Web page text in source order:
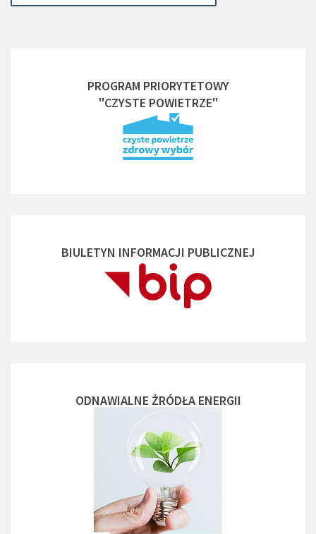
PROGRAM PRIORYTETOWY
"CZYSTE POWIETRZE"
BIULETYN INFORMACJI PUBLICZNEJ
ODNAWIALNE ŻRÓDŁA ENERGII